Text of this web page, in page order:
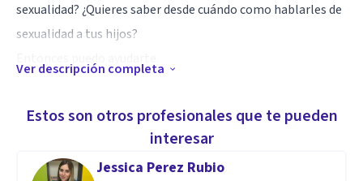
sexualidad? ¿Quieres saber desde cuándo como hablarles de
sexualidad a tus hijos?
Are you struggling with your studies? Do you feel frustrated
and demotivated? Would you like to improve your academic
grades and wellbeing? Do you need more tools to know
Ver descripción completa
Estos son otros profesionales que te pueden
interesar
Jessica Perez Rubio